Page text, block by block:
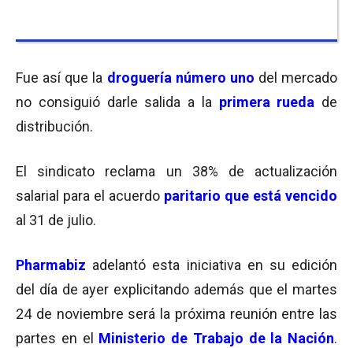
Fue así que la droguería número uno del mercado
no consiguió darle salida a la primera rueda de
distribución.
El sindicato reclama un 38% de actualización
salarial para el acuerdo paritario que está vencido
al 31 de julio.
Pharmabiz adelantó esta iniciativa en su edición
del día de ayer explicitando además que el martes
24 de noviembre será la próxima reunión entre las
partes en el Ministerio de Trabajo de la Nación.